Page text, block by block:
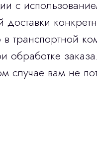
с
транспортной
обработке
случае вам не